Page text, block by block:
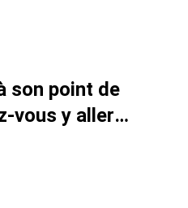
son point de
vous y aller